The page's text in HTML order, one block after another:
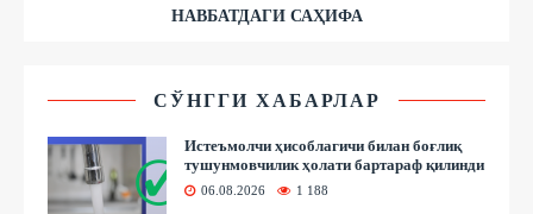
НАВБАТДАГИ САҲИФА
СЎНГГИ ХАБАРЛАР
Истеъмолчи ҳисоблагичи билан боғлиқ
тушунмовчилик ҳолати бартараф қилинди
06.08.2026 1 188